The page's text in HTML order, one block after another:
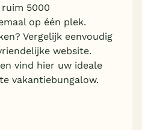
5000
op één plek.
Vergelijk eenvoudig
website.
vind hier uw ideale
vakantiebungalow.